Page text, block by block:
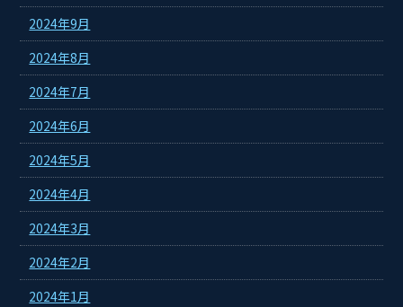
2024年9月
2024年8月
2024年7月
2024年6月
2024年5月
2024年4月
2024年3月
2024年2月
2024年1月